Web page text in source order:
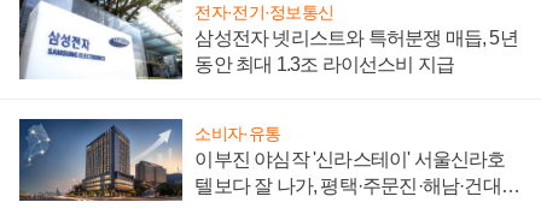
전자·전기·정보통신
삼성전자 넷리스트와 특허분쟁 매듭, 5년
동안 최대 1.3조 라이선스비 지급
소비자·유통
이부진 야심작 '신라스테이' 서울신라호
텔보다 잘 나가, 평택·주문진·해남·건대로